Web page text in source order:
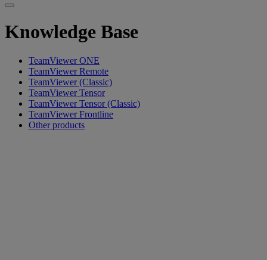
Knowledge Base
TeamViewer ONE
TeamViewer Remote
TeamViewer (Classic)
TeamViewer Tensor
TeamViewer Tensor (Classic)
TeamViewer Frontline
Other products